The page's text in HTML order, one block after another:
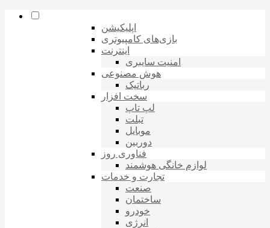
اپلیکیشن
بازی‌های کامپیوتری
اینترنت
امنیت سایبری
هوش مصنوعی
رباتیک
سخت افزار
لپ تاپ
تبلت
موبایل
دوربین
فناوری روز
لوازم خانگی هوشمند
تجارت و خدمات
صنعت
ساختمان
خودرو
انرژی